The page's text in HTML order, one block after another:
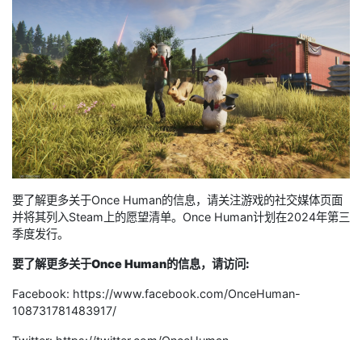
要了解更多关于Once Human的信息，请关注游戏的社交媒体页面
并将其列入Steam上的愿望清单。Once Human计划在2024年第三
季度发行。
要了解更多关于Once Human的信息，请访问:
Facebook: https://www.facebook.com/OnceHuman-
108731781483917/